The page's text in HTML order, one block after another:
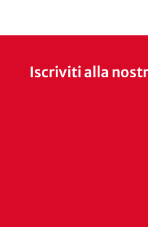
Iscriviti alla